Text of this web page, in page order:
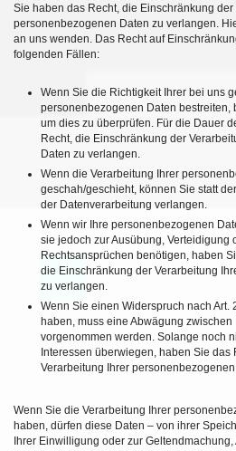
Sie haben das Recht, die Einschränkung
personenbezogenen Daten zu verlangen.
an uns wenden. Das Recht auf
folgenden Fällen:
Wenn Sie die Richtigkeit Ihrer bei uns
personenbezogenen Daten bestreiten,
um dies zu überprüfen. Für die Dauer
Recht, die Einschränkung der
Daten zu verlangen.
Wenn die Verarbeitung Ihrer
geschah/geschieht, können Sie statt
der Datenverarbeitung verlangen.
Wenn wir Ihre personenbezogenen
sie jedoch zur Ausübung, Verteidigung
Rechtsansprüchen benötigen, haben
die Einschränkung der Verarbeitung
zu verlangen.
Wenn Sie einen Widerspruch nach Art.
haben, muss eine Abwägung
vorgenommen werden. Solange noch
Interessen überwiegen, haben Sie das
Verarbeitung Ihrer
Wenn Sie die Verarbeitung Ihrer
haben, dürfen diese Daten – von ihrer
Ihrer Einwilligung oder zur